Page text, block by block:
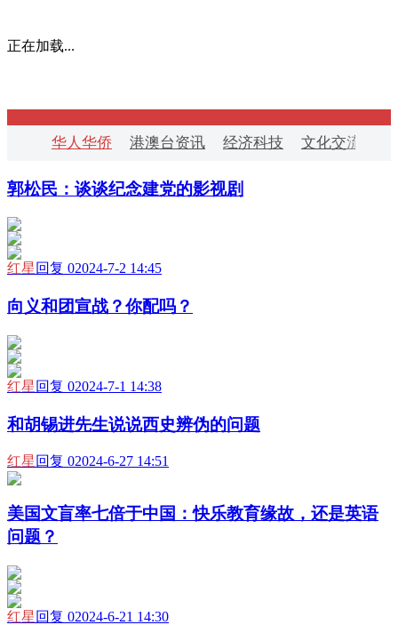
正在加载...
华人华侨 港澳台资讯 经济科技 文化交流
郭松民：谈谈纪念建党的影视剧
红星 回复 02024-7-2 14:45
向义和团宣战？你配吗？
红星 回复 02024-7-1 14:38
和胡锡进先生说说西史辨伪的问题
红星 回复 02024-6-27 14:51
美国文盲率七倍于中国：快乐教育缘故，还是英语
问题？
红星 回复 02024-6-21 14:30